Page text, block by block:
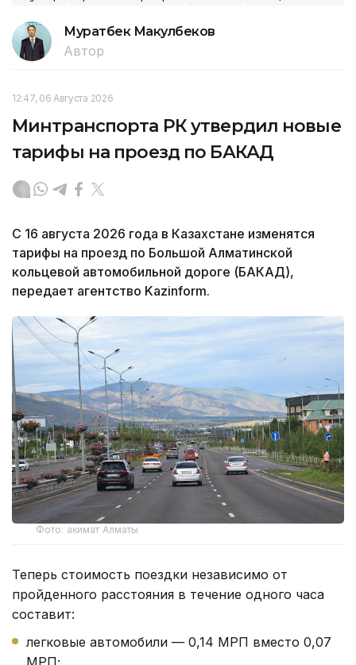
Муратбек Макулбеков
Автор
12:47, 06 Августа 2026
Минтранспорта РК утвердил новые
тарифы на проезд по БАКАД
С 16 августа 2026 года в Казахстане изменятся
тарифы на проезд по Большой Алматинской
кольцевой автомобильной дороге (БАКАД),
передает агентство Kazinform.
Фото: акимат Алматы
Теперь стоимость поездки независимо от
пройденного расстояния в течение одного часа
составит:
легковые автомобили — 0,14 МРП вместо 0,07
МРП;